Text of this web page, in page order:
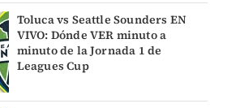
Toluca vs Seattle Sounders EN
VIVO: Dónde VER minuto a
minuto de la Jornada 1 de
Leagues Cup